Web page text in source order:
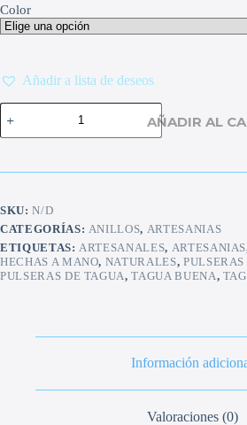
Color
Añadir a lista de deseos
Anillos
de
tagua
cantidad
AÑADIR AL
SKU:N/D
CATEGORÍAS: ANILLOS, ARTESANIAS
ETIQUETAS: ARTESANALES, ARTESANIAS
HECHAS A MANO, NATURALES,
PULSERAS DE TAGUA,TAGUA BUENA,
Información
Valoraciones (0)